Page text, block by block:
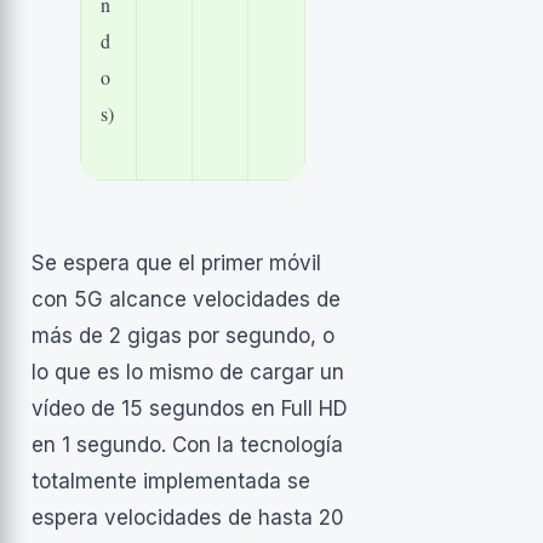
d
o
s)
Se espera que el primer móvil
con 5G alcance velocidades de
más de 2 gigas por segundo, o
lo que es lo mismo de cargar un
vídeo de 15 segundos en Full HD
en 1 segundo. Con la tecnología
totalmente implementada se
espera velocidades de hasta 20